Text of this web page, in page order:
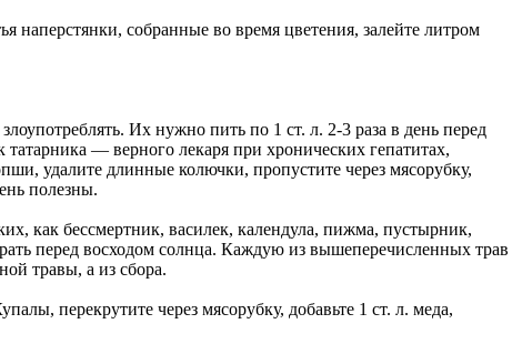
наперстянки, собранные во время цветения, залейте литром
Их нужно пить по 1 ст. л. 2-3 раза в день перед
— верного лекаря при хронических гепатитах,
удалите длинные колючки, пропустите через мясорубку,
полезны.
как бессмертник, василек, календула, пижма, пустырник,
перед восходом солнца. Каждую из вышеперечисленных трав
травы, а из сбора.
перекрутите через мясорубку, добавьте 1 ст. л. меда,